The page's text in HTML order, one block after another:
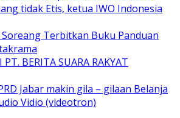
tidak Etis, ketua IWO Indonesia
Soreang Terbitkan Buku Panduan
PT. BERITA SUARA RAKYAT
Jabar makin gila – gilaan Belanja
Vidio (videotron)